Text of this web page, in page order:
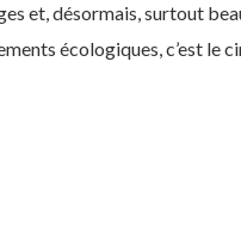
et, désormais, surtout
écologiques, c’est